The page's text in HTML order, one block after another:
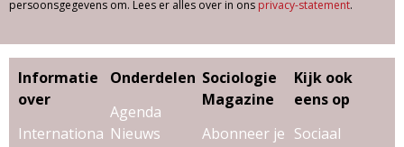
0
2
persoonsgegevens om. Lees er alles over in ons privacy-statement.
Informatie
over
Internationa
Onderdelen
Agenda
Nieuws
Sociologie
Magazine
Abonneer je
Kijk ook
eens op
Sociaal